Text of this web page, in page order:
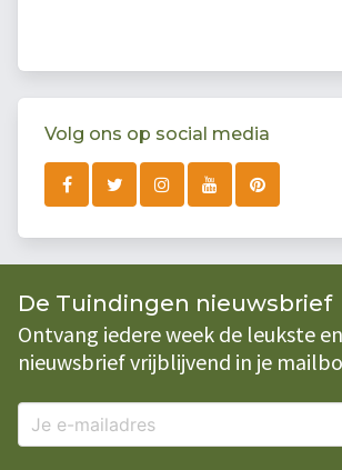
Volg ons op social media
De Tuindingen nieuwsbrief
Ontvang iedere week de leukste
nieuwsbrief vrijblijvend in je